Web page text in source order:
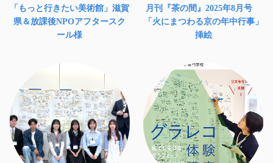
「もっと行きたい美術館」滋賀
県＆放課後NPOアフタースク
ール様
月刊『茶の間』2025年8月号
「火にまつわる京の年中行事」
挿絵